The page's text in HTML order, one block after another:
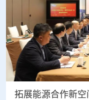
拓展能源合作新